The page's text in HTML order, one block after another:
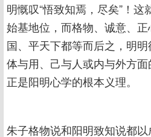
明慨叹“悟致知焉，尽矣”！
始基地位，而格物、诚意、
国、平天下都等而后之，明
体与用、己与人或内与外方
正是阳明心学的根本义理。
朱子格物说和阳明致知说都